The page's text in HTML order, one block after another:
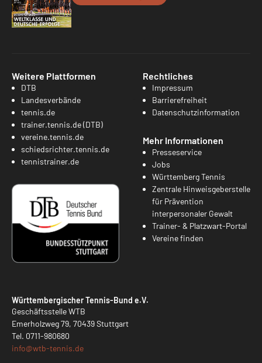
Weitere Plattformen
DTB
Landesverbände
tennis.de
trainer.tennis.de (DTB)
vereine.tennis.de
schiedsrichter.tennis.de
tennistrainer.de
Rechtliches
Impressum
Barrierefreiheit
Datenschutzinformation
Mehr Informationen
Presseservice
Jobs
Württemberg Tennis
Zentrale Hinweisgeberstelle
für Prävention
interpersonaler Gewalt
Trainer- & Platzwart-Portal
Vereine finden
Württembergischer Tennis-Bund e.V.
Geschäftsstelle WTB
Emerholzweg 79, 70439 Stuttgart
Tel. 0711-980680
info@wtb-tennis.de